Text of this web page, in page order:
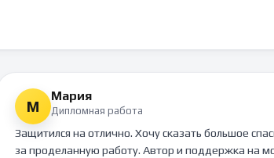
М
Мария
Дипломная работа
Защитился на отлично. Хочу сказать большое
за проделанную работу. Автор и поддержка на